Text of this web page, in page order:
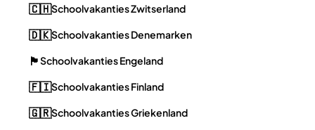
🇨🇭Schoolvakanties Zwitserland
🇩🇰Schoolvakanties Denemarken
🏴󠁧󠁢󠁥󠁮󠁧󠁿Schoolvakanties Engeland
🇫🇮Schoolvakanties Finland
🇬🇷Schoolvakanties Griekenland